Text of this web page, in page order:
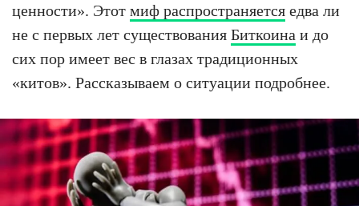
ценности». Этот миф распространяется едва ли
не с первых лет существования Биткоина и до
сих пор имеет вес в глазах традиционных
«китов». Рассказываем о ситуации подробнее.